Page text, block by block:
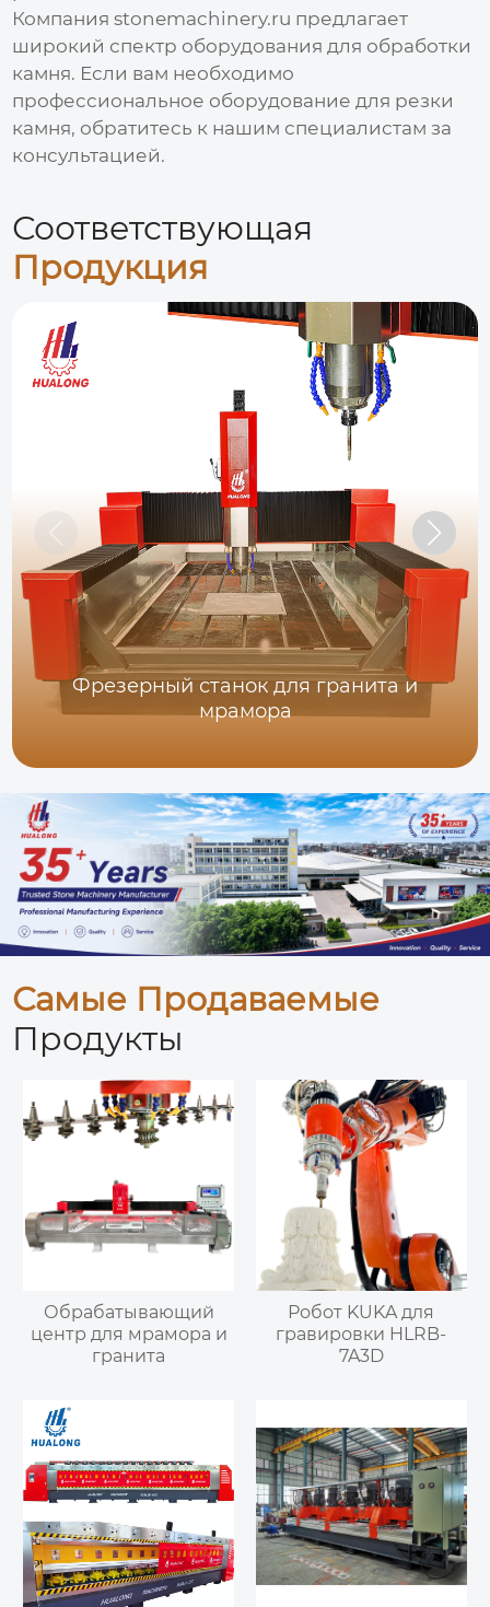
Компания stonemachinery.ru предлагает
широкий спектр оборудования для обработки
камня. Если вам необходимо
профессиональное оборудование для резки
камня, обратитесь к нашим специалистам за
консультацией.
Соответствующая
Продукция
Фрезерный станок для гранита и
мрамора
Самые Продаваемые
Продукты
Обрабатывающий
центр для мрамора и
гранита
Робот KUKA для
гравировки HLRB-
7A3D